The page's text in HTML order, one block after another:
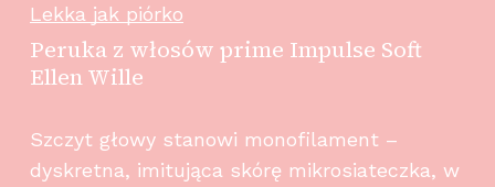
Lekka jak piórko
Peruka z włosów prime Impulse Soft
Ellen Wille
Szczyt głowy stanowi monofilament –
dyskretna, imitująca skórę mikrosiateczka, w